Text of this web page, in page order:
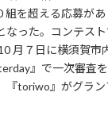
組を超える応募が
なった。コンテス
月７日に横須賀市
』で一次審査
『toriwo』がグラン